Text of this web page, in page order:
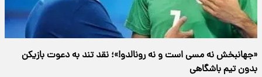
«جهانبخش نه مسی است و نه رونالدو!»؛ نقد تند به دعوت بازیکن
بدون تیم باشگاهی